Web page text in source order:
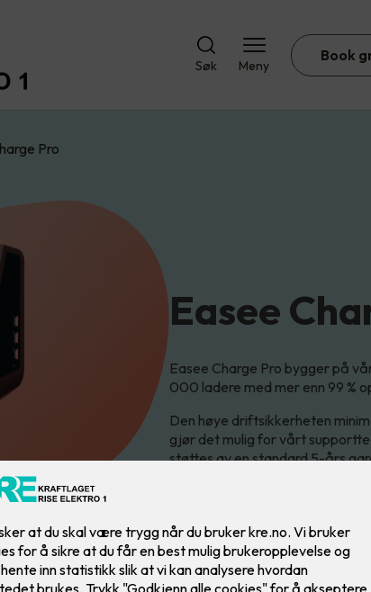
Søk Meny
Book
Pro
Easee
Easee Charge Pro bygger på
000 ladere med mer enn 99 %
Den høye driftsikkerheten
gjør det mulig for vårt
støttes av en standard 5-års